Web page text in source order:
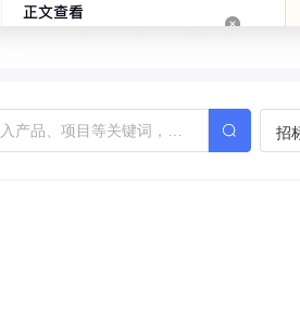
招